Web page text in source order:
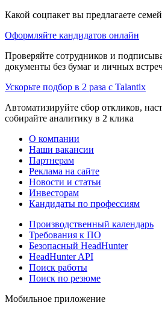
Какой соцпакет вы предлагаете
Оформляйте кандидатов онлайн
Проверяйте сотрудников и
документы без бумаг и личных
Ускорьте подбор в 2 раза с Talantix
Автоматизируйте сбор откликов,
собирайте аналитику в 2 клика
О компании
Наши вакансии
Партнерам
Реклама на сайте
Новости и статьи
Инвесторам
Кандидаты по профессиям
Производственный календарь
Требования к ПО
Безопасный HeadHunter
HeadHunter API
Поиск работы
Поиск по резюме
Мобильное приложение